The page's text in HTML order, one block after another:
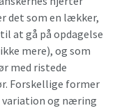
det som en lækker,
at gå på opdagelse
mere), og som
med ristede
Forskellige former
variation og næring